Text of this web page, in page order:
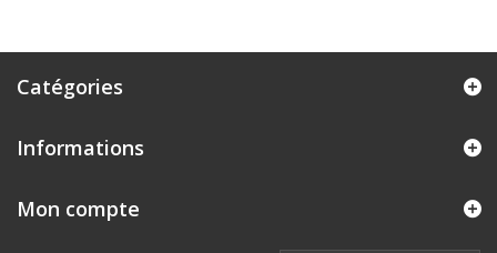
Catégories
Informations
Mon compte